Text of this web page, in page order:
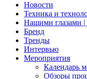
Новости
Техника и
Нашими глазами |
Бренд
Тренды
Интервью
Мероприятия
Календарь
Обзоры